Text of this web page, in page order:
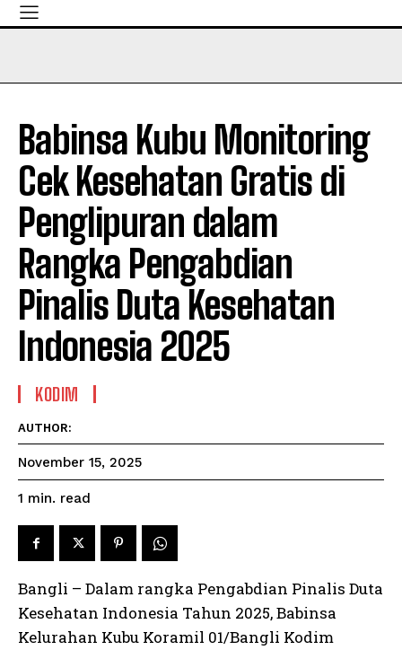
Babinsa Kubu Monitoring
Cek Kesehatan Gratis di
Penglipuran dalam
Rangka Pengabdian
Pinalis Duta Kesehatan
Indonesia 2025
KODIM
AUTHOR:
November 15, 2025
1 min. read
Bangli – Dalam rangka Pengabdian Pinalis Duta
Kesehatan Indonesia Tahun 2025, Babinsa
Kelurahan Kubu Koramil 01/Bangli Kodim